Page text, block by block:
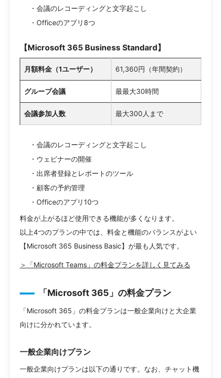
・会議のレコーディングと文字起こし
・Officeのアプリ8つ
【Microsoft 365 Business Standard】
月額料金（1ユーザー） 61,360円（年間契約）
グループ会議 最最大30時間
会議参加人数 最大300人まで
・会議のレコーディングと文字起こし
・ウェビナーの開催
・出席者登録とレポートのツール
・顧客の予約管理
・Officeのアプリ10つ
料金が上がるほど使用できる機能が多くなります。
以上4つのプランの中では、料金と機能のバランスがよい
【Microsoft 365 Business Basic】が最も人気です。
＞「Microsoft Teams」の料金プランを詳しく見てみる
「Microsoft 365」の料金プラン
「Microsoft 365」の料金プランは一般企業向けと大企業
向けに分かれています。
一般企業向けプラン
一般企業向けプランは以下の通りです。なお、チャット機